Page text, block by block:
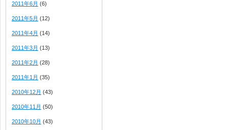
2011年6月 (6)
2011年5月 (12)
2011年4月 (14)
2011年3月 (13)
2011年2月 (28)
2011年1月 (35)
2010年12月 (43)
2010年11月 (50)
2010年10月 (43)